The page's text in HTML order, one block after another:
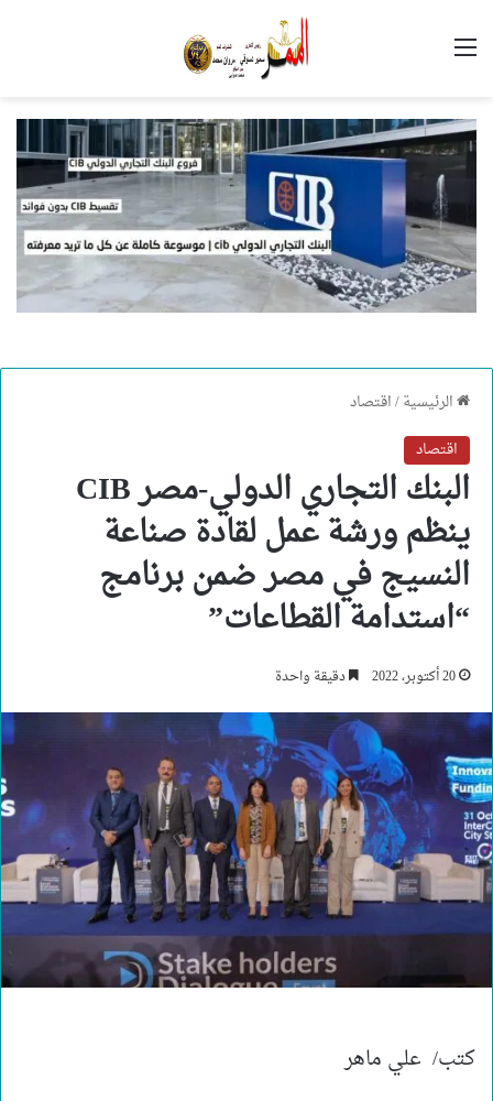
القائمة
الرئيسية/اقتصاد
اقتصاد
البنك التجاري الدولي-مصر CIB
ينظم ورشة عمل لقادة صناعة
النسيج في مصر ضمن برنامج
“استدامة القطاعات”
20 أكتوبر، 2022 دقيقة واحدة
كتب/ علي ماهر